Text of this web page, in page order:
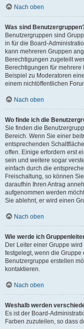
Nach oben
Was sind
Benutzergruppen sind
in für die Board-
kann mehreren Gruppen
Berechtigungen zugeteilt
Berechtigungen für
Beispiel zu Moderatoren
einem nichtöffentlichen
Nach oben
Wo finde ich die
Sie finden die
Bereich. Wenn Sie einer
entsprechenden
offen. Einige erfordern erst
sein und weitere sogar
einfach durch die
Freischaltung, so können
daraufhin Ihren Antrag
aufgenommen werden
Sie ablehnt, er wird einen
Nach oben
Wie werde ich
Der Leiter einer Gruppe
festgelegt, wenn die
Benutzergruppe erstellen
kontaktieren.
Nach oben
Weshalb werden
Es ist der Board-
Farben zuzuteilen, so dass